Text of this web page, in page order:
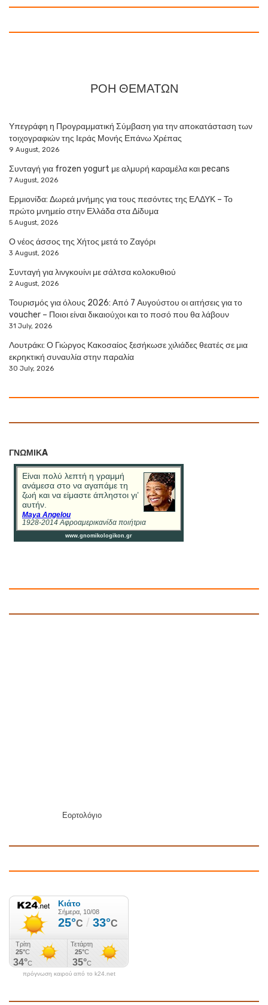
ΡΟΗ ΘΕΜΑΤΩΝ
Υπεγράφη η Προγραμματική Σύμβαση για την αποκατάσταση των
τοιχογραφιών της Ιεράς Μονής Επάνω Χρέπας
9 August, 2026
Συνταγή για frozen yogurt με αλμυρή καραμέλα και pecans
7 August, 2026
Ερμιονίδα: Δωρεά μνήμης για τους πεσόντες της ΕΛΔΥΚ – Το
πρώτο μνημείο στην Ελλάδα στα Δίδυμα
5 August, 2026
Ο νέος άσσος της Χήτος μετά το Ζαγόρι
3 August, 2026
Συνταγή για λινγκουίνι με σάλτσα κολοκυθιού
2 August, 2026
Τουρισμός για όλους 2026: Από 7 Αυγούστου οι αιτήσεις για το
voucher – Ποιοι είναι δικαιούχοι και το ποσό που θα λάβουν
31 July, 2026
Λουτράκι: Ο Γιώργος Κακοσαίος ξεσήκωσε χιλιάδες θεατές σε μια
εκρηκτική συναυλία στην παραλία
30 July, 2026
ΓΝΩΜΙΚA
Εορτολόγιο
πρόγνωση καιρού από το k24.net